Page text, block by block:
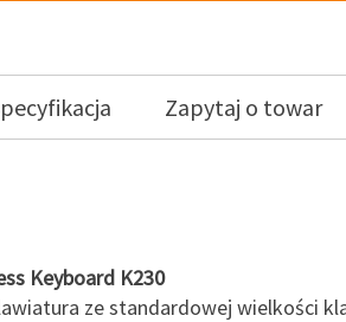
Zapytaj o towar
Keyboard K230
ze standardowej wielkości